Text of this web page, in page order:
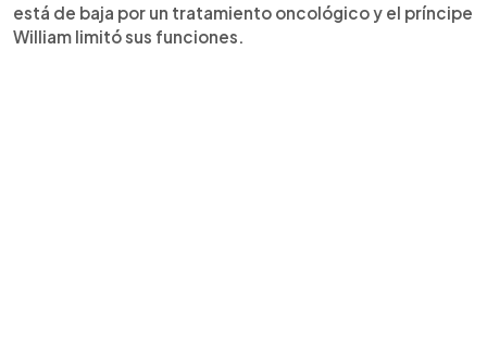
está de baja por un tratamiento oncológico y el príncipe
William limitó sus funciones.